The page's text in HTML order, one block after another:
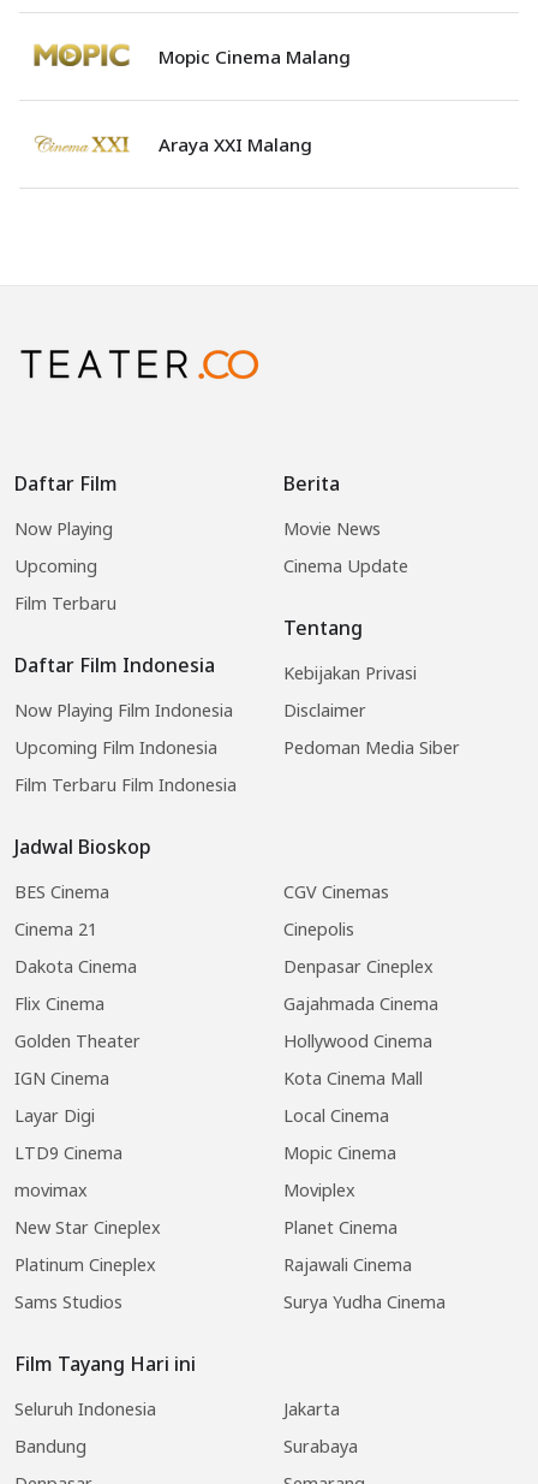
Mopic Cinema Malang
Araya XXI Malang
Daftar Film
Now Playing
Upcoming
Film Terbaru
Daftar Film Indonesia
Now Playing Film Indonesia
Upcoming Film Indonesia
Film Terbaru Film Indonesia
Jadwal Bioskop
BES Cinema
CGV Cinemas
Cinema 21
Cinepolis
Dakota Cinema
Denpasar Cineplex
Flix Cinema
Gajahmada Cinema
Golden Theater
Hollywood Cinema
IGN Cinema
Kota Cinema Mall
Layar Digi
Local Cinema
LTD9 Cinema
Mopic Cinema
movimax
Moviplex
New Star Cineplex
Planet Cinema
Platinum Cineplex
Rajawali Cinema
Sams Studios
Surya Yudha Cinema
Film Tayang Hari ini
Seluruh Indonesia
Jakarta
Bandung
Surabaya
Berita
Movie News
Cinema Update
Tentang
Kebijakan Privasi
Disclaimer
Pedoman Media Siber